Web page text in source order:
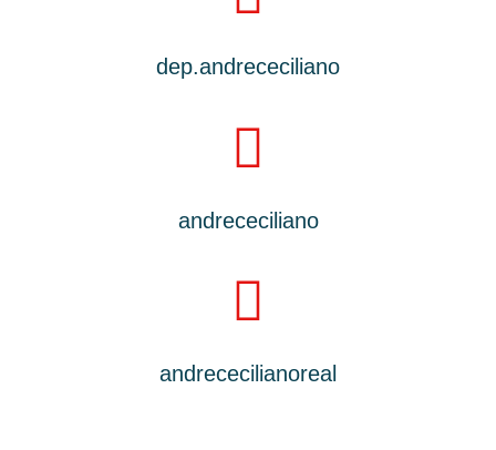
dep.andrececiliano
andrececiliano
andrececilianoreal